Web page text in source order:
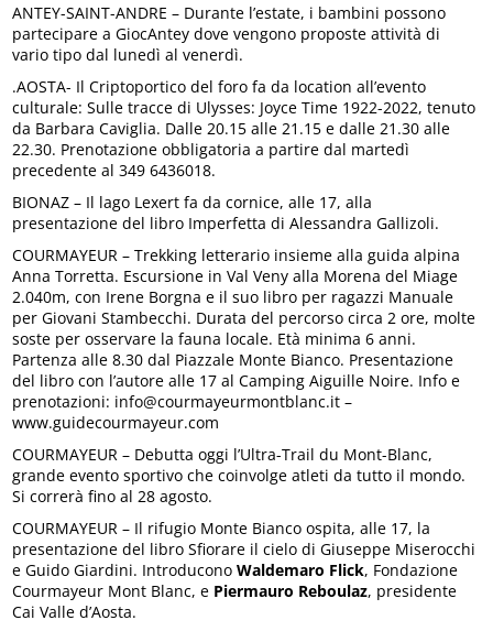
ANTEY-SAINT-ANDRE – Durante l’estate, i bambini possono
partecipare a GiocAntey dove vengono proposte attività di
vario tipo dal lunedì al venerdì.
.AOSTA- Il Criptoportico del foro fa da location all’evento
culturale: Sulle tracce di Ulysses: Joyce Time 1922-2022, tenuto
da Barbara Caviglia. Dalle 20.15 alle 21.15 e dalle 21.30 alle
22.30. Prenotazione obbligatoria a partire dal martedì
precedente al 349 6436018.
BIONAZ – Il lago Lexert fa da cornice, alle 17, alla
presentazione del libro Imperfetta di Alessandra Gallizoli.
COURMAYEUR – Trekking letterario insieme alla guida alpina
Anna Torretta. Escursione in Val Veny alla Morena del Miage
2.040m, con Irene Borgna e il suo libro per ragazzi Manuale
per Giovani Stambecchi. Durata del percorso circa 2 ore, molte
soste per osservare la fauna locale. Età minima 6 anni.
Partenza alle 8.30 dal Piazzale Monte Bianco. Presentazione
del libro con l’autore alle 17 al Camping Aiguille Noire. Info e
prenotazioni: info@courmayeurmontblanc.it –
www.guidecourmayeur.com
COURMAYEUR – Debutta oggi l’Ultra-Trail du Mont-Blanc,
grande evento sportivo che coinvolge atleti da tutto il mondo.
Si correrà fino al 28 agosto.
COURMAYEUR – Il rifugio Monte Bianco ospita, alle 17, la
presentazione del libro Sfiorare il cielo di Giuseppe Miserocchi
e Guido Giardini. IntroduconoWaldemaro Flick, Fondazione
Courmayeur Mont Blanc, e Piermauro Reboulaz, presidente
Cai Valle d’Aosta.